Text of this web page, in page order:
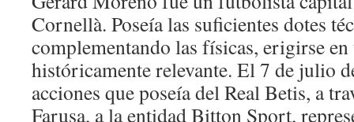
Cornellà. Poseía las suficientes dotes
complementando las físicas, erigirse
históricamente relevante. El 7 de julio
acciones que poseía del Real Betis, a
Farusa, a la entidad Bitton Sport,